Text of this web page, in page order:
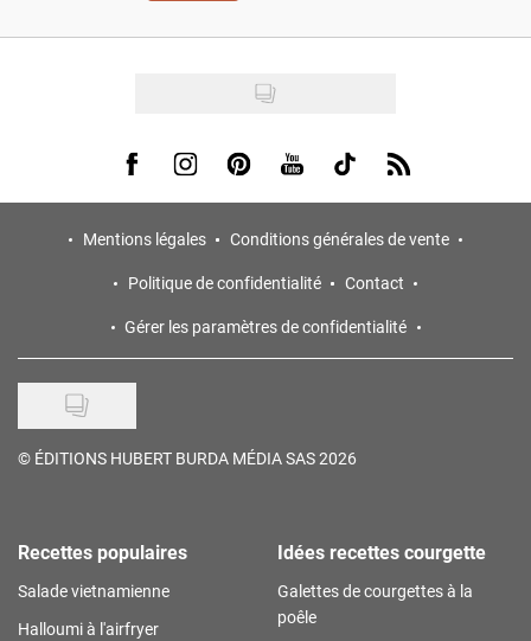
Visit us on Facebook
Visit us on Instagram
Visit us on Pinterest
Visit us on Youtube
Visit us on Tiktok
Visit us on Rss
Mentions légales
Conditions générales de vente
Politique de confidentialité
Contact
Gérer les paramètres de confidentialité
© ÉDITIONS HUBERT BURDA MÉDIA SAS 2026
Recettes populaires
Salade vietnamienne
Halloumi à l'airfryer
Idées recettes courgette
Galettes de courgettes à la
poêle